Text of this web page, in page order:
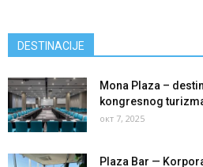
DESTINACIJE
Mona Plaza –
kongresnog
окт 7, 2025
Plaza Bar —